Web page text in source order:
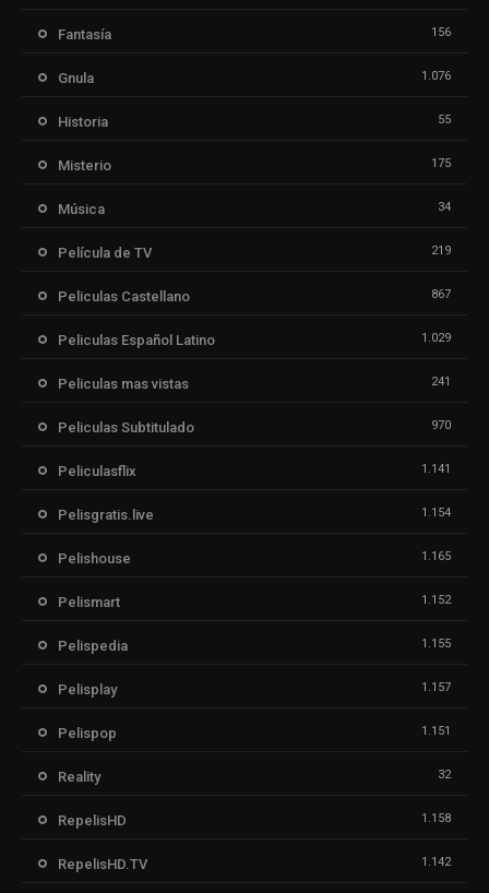
Fantasía 156
Gnula 1.076
Historia 55
Misterio 175
Música 34
Película de TV 219
Peliculas Castellano 867
Peliculas Español Latino 1.029
Peliculas mas vistas 241
Peliculas Subtitulado 970
Peliculasflix 1.141
Pelisgratis.live 1.154
Pelishouse 1.165
Pelismart 1.152
Pelispedia 1.155
Pelisplay 1.157
Pelispop 1.151
Reality 32
RepelisHD 1.158
RepelisHD.TV 1.142